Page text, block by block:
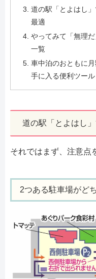
道の駅「とよはし
最適
やってみて「無理
一覧
車中泊のおともに
手に入る便利ツール
道の駅「とよはし
それではまず、注意点
2つある駐車場がど